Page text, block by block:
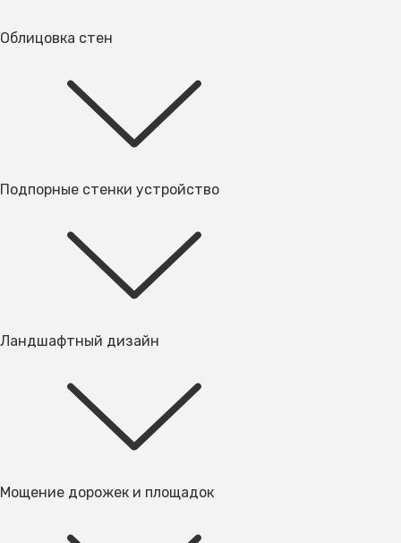
Облицовка стен
Подпорные стенки устройство
Ландшафтный дизайн
Мощение дорожек и площадок